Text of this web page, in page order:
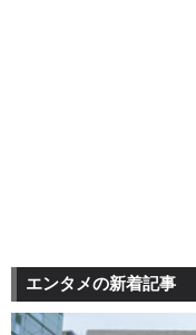
エンタメの新着記事